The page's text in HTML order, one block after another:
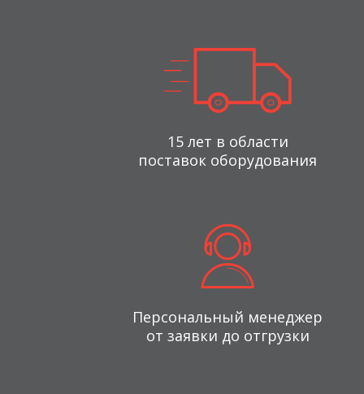
15 лет в области
поставок оборудования
Персональный менеджер
от заявки до отгрузки